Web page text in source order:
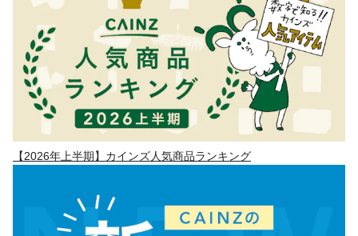
【2026年上半期】カインズ人気商品ランキング